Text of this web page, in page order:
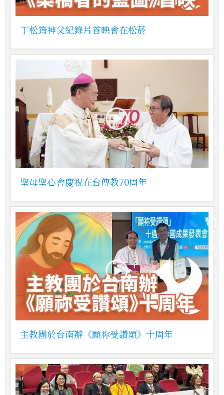
丁松筠神父紀錄片首映會在松菸
聖母聖心會慶祝在台傳教70周年
主教團於台南辦《願祢受讚頌》十周年